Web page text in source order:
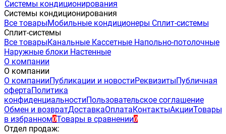
Системы кондиционирования
Системы кондиционирования
Все товарыМобильные кондиционеры Сплит-системы
Сплит-системы
Все товарыКанальные Кассетные Напольно-потолочные
Наружные блоки Настенные
О компании
О компании
О компанииПубликации и новостиРеквизитыПубличная
офертаПолитика
конфиденциальностиПользовательское соглашение
Обмен и возвратДоставкаОплатаКонтактыАкцииТовары
в избранном0Товары в сравнении0
Отдел продаж: